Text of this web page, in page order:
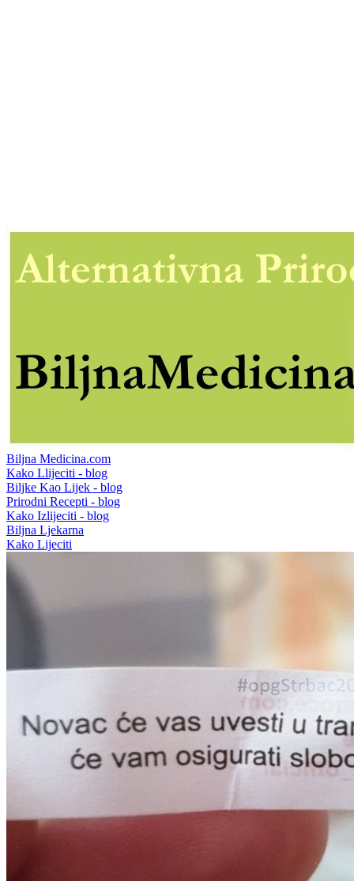
Biljna Medicina.com
Kako Llijeciti - blog
Biljke Kao Lijek - blog
Prirodni Recepti - blog
Kako Izlijeciti - blog
Biljna Ljekarna
Kako Lijeciti